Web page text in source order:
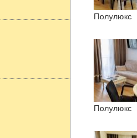
Полулюкс
Полулюкс